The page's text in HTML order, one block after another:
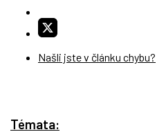
Našli jste v článku chybu?
Témata: